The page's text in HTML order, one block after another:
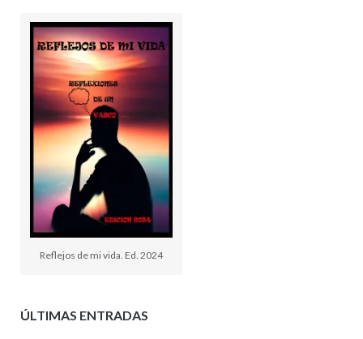
Reflejos de mi vida. Ed. 2024
ÚLTIMAS ENTRADAS